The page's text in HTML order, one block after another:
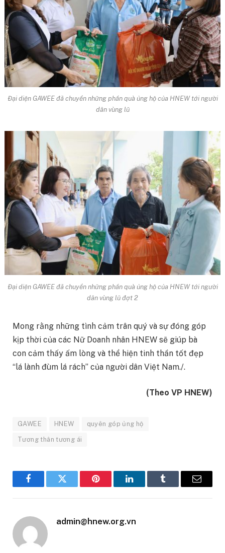
Đại diện GAWEE đã chuyển những phần quà ủng hộ của HNEW tới người
dân vùng lũ
Đại diện GAWEE đã chuyển những phần quà ủng hộ của HNEW tới người
dân vùng lũ đợt 2
Mong rằng những tình cảm trân quý và sự đóng góp
kịp thời của các Nữ Doanh nhân HNEW sẽ giúp bà
con cảm thấy ấm lòng và thể hiện tinh thần tốt đẹp
“lá lành đùm lá rách” của người dân Việt Nam./.
(Theo VP HNEW)
GAWEE HNEW quyên góp ủng hộ
Tương thân tương ái
FacebookTwitter Pinterest LinkedInTumblr Email
admin@hnew.org.vn